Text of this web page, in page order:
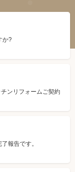
か?
ンリフォームご契約
報告です。